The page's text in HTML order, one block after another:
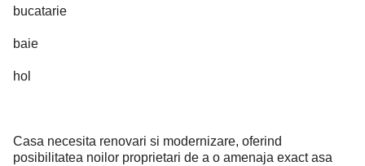
bucatarie
baie
hol
Casa necesita renovari si modernizare, oferind
posibilitatea noilor proprietari de a o amenaja exact asa